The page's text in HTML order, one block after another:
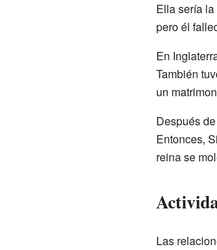
Ella sería
pero él
En
También
un
Después
Entonces,
reina se
Las